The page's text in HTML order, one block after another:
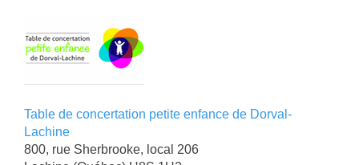
Table de concertation petite enfance de Dorval-
Lachine
800, rue Sherbrooke, local 206